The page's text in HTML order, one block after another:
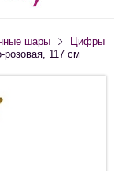
шары
Цифры
117 см